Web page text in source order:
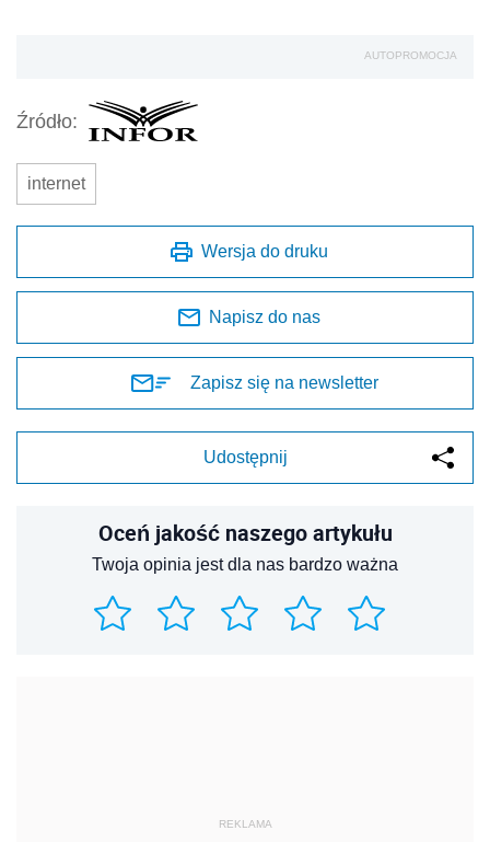
AUTOPROMOCJA
Źródło:
internet
Wersja do druku
Napisz do nas
Zapisz się na newsletter
Udostępnij
Oceń jakość naszego artykułu
Twoja opinia jest dla nas bardzo ważna
REKLAMA